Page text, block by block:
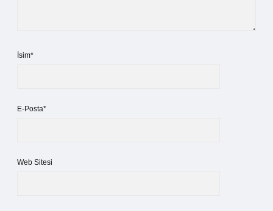
İsim*
E-Posta*
Web Sitesi